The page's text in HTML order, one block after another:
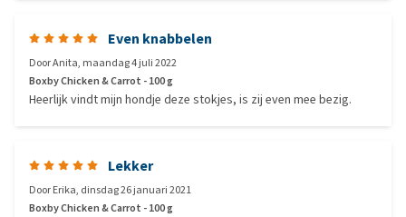
Even knabbelen
DoorAnita, maandag 4 juli 2022
Boxby Chicken & Carrot - 100 g
Heerlijk vindt mijn hondje deze stokjes, is zij even mee bezig.
Lekker
DoorErika, dinsdag 26 januari 2021
Boxby Chicken & Carrot - 100 g